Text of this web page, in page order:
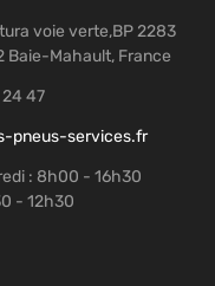
voie verte,BP 2283
Baie-Mahault, France
47
pneus-services.fr
: 8h00 - 16h30
- 12h30